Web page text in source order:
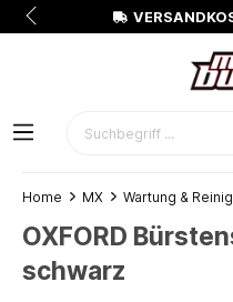
Home MX Wartung &
OXFORD
schwarz